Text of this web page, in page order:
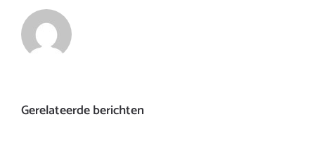
Gerelateerde berichten